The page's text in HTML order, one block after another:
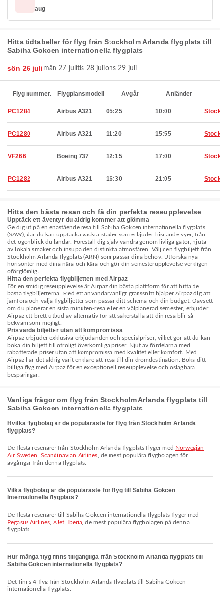
aug
Hitta tidtabeller för flyg från Stockholm Arlanda flygplats till
Sabiha Gokcen internationella flygplats
sön 26 juli mån 27 julitis 28 julions 29 juli
Flyg nummer. Flygplansmodell Avgår Anländer
PC1284 Airbus A321 05:25 10:00
PC1280 Airbus A321 11:20 15:55
VF266 Boeing 737 12:15 17:00
PC1282 Airbus A321 16:30 21:05
Hitta den bästa resan och få din perfekta reseupplevelse
Upptäck ett äventyr du aldrig kommer att glömma
Ge dig ut på en enastående resa till Sabiha Gokcen internationella flygplats
(SAW), där du kan upptäcka vackra städer som erbjuder hisnande vyer, från
det ögonblick du landar. Föreställ dig själv vandra genom livliga gator, njuta
av lokala smaker och insupa den distinkta atmosfären. Välj den flygbiljett från
Stockholm Arlanda flygplats (ARN) som passar dina behov. Utforska nya
horisonter med dina nära och kära och gör din semesterupplevelse verkligen
oförglömlig.
Hitta den perfekta flygbiljetten med Airpaz
För en smidig reseupplevelse är Airpaz din bästa plattform för att hitta de
bästa flygbiljetterna. Med ett användarvänligt gränssnitt hjälper Airpaz dig att
jämföra och välja flygbiljetter som passar ditt schema och din budget. Oavsett
om du planerar en sista minuten-resa eller en välplanerad semester, erbjuder
Airpaz ett brett utbud av alternativ för att säkerställa att din resa blir så
bekväm som möjligt.
Prisvärda biljetter utan att kompromissa
Airpaz erbjuder exklusiva erbjudanden och specialpriser, vilket gör att du kan
boka din biljett till otroligt överkomliga priser. Njut av fördelarna med
rabatterade priser utan att kompromissa med kvalitet eller komfort. Med
Airpaz har det aldrig varit enklare att resa till din drömdestination. Boka ditt
billiga flyg med Airpaz för en exceptionell reseupplevelse och oslagbara
besparingar.
Vanliga frågor om flyg från Stockholm Arlanda flygplats till
Sabiha Gokcen internationella flygplats
Hvilka flygbolag är de populäraste för flyg från Stockholm Arlanda
flygplats?
De flesta resenärer från Stockholm Arlanda flygplats flyger med Norwegian
Air Sweden
Scandinavian Airlines , de mest populära flygbolagen för
avgångar från denna flygplats.
Vilka flygbolag är de populäraste för flyg till Sabiha Gokcen
internationella flygplats?
De flesta resenärer till Sabiha Gokcen internationella flygplats flyger med
Pegasus Airlines AJet Iberia , de mest populära flygbolagen på denna
flygplats.
Hur många flyg finns tillgängliga från Stockholm Arlanda flygplats till
Sabiha Gokcen internationella flygplats?
Det finns 4 flyg från Stockholm Arlanda flygplats till Sabiha Gokcen
internationella flygplats.